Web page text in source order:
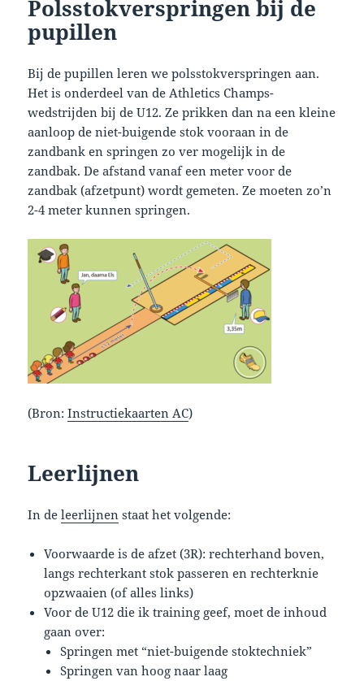
Polsstokverspringen bij de
pupillen
Bij de pupillen leren we polsstokverspringen aan.
Het is onderdeel van de Athletics Champs-
wedstrijden bij de U12. Ze prikken dan na een kleine
aanloop de niet-buigende stok vooraan in de
zandbank en springen zo ver mogelijk in de
zandbak. De afstand vanaf een meter voor de
zandbak (afzetpunt) wordt gemeten. Ze moeten zo’n
2-4 meter kunnen springen.
(Bron:Instructiekaarten AC)
Leerlijnen
In deleerlijnen staat het volgende:
Voorwaarde is de afzet (3R): rechterhand boven,
langs rechterkant stok passeren en rechterknie
opzwaaien (of alles links)
Voor de U12 die ik training geef, moet de inhoud
gaan over:
Springen met “niet-buigende stoktechniek”
Springen van hoog naar laag